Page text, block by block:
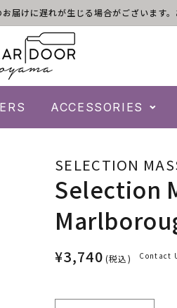
けに遅れが生じる場合がございます。
ACCESSORIES
SELECTION
Selection
¥3,740 (税込) Contact